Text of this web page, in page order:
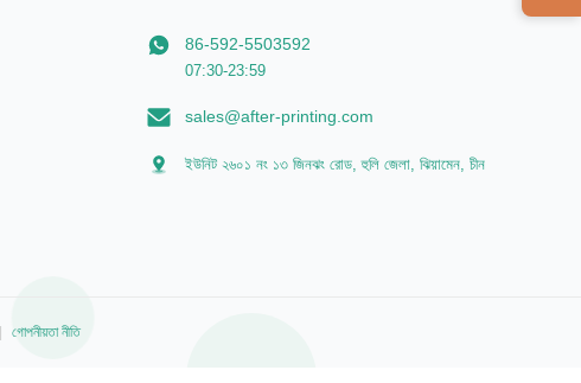
86-592-5503592
07:30-23:59
sales@after-printing.com
ইউনিট ২৬০১ নং ১৩ জিনঝং রোড, হুলি জেলা, ঝিয়ামেন, চীন
গোপনীয়তা নীতি